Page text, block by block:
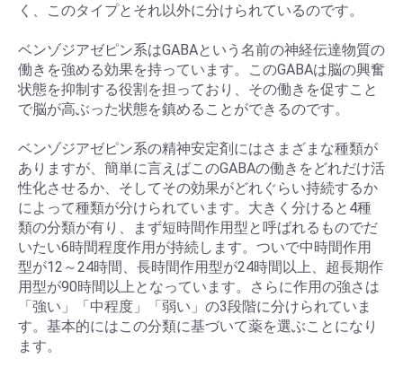
く、このタイプとそれ以外に分けられているのです。
ベンゾジアゼピン系はGABAという名前の神経伝達物質の
働きを強める効果を持っています。このGABAは脳の興奮
状態を抑制する役割を担っており、その働きを促すこと
で脳が高ぶった状態を鎮めることができるのです。
ベンゾジアゼピン系の精神安定剤にはさまざまな種類が
ありますが、簡単に言えばこのGABAの働きをどれだけ活
性化させるか、そしてその効果がどれぐらい持続するか
によって種類が分けられています。大きく分けると4種
類の分類が有り、まず短時間作用型と呼ばれるものでだ
いたい6時間程度作用が持続します。ついで中時間作用
型が12～24時間、長時間作用型が24時間以上、超長期作
用型が90時間以上となっています。さらに作用の強さは
「強い」「中程度」「弱い」の3段階に分けられていま
す。基本的にはこの分類に基づいて薬を選ぶことになり
ます。